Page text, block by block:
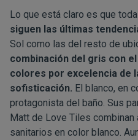
Lo que está claro es que
siguen las últimas
Sol como las del resto de
combinación del gris con
colores por excelencia de
sofisticación. El blanco, en
protagonista del baño. Sus
Matt de Love Tiles
sanitarios en color blanco.